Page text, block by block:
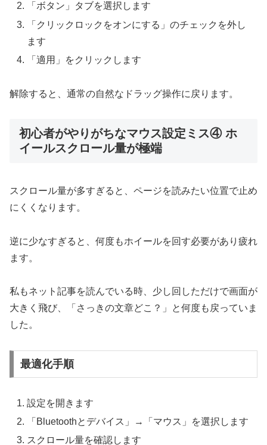
「ボタン」タブを選択します
「クリックロックをオンにする」のチェックを外し
ます
「適用」をクリックします
解除すると、通常の自然なドラッグ操作に戻ります。
初心者がやりがちなマウス設定ミス④ ホ
イールスクロール量が極端
スクロール量が多すぎると、ページを読みたい位置で止め
にくくなります。
逆に少なすぎると、何度もホイールを回す必要があり疲れ
ます。
私もネット記事を読んでいる時、少し回しただけで画面が
大きく飛び、「さっきの文章どこ？」と何度も戻っていま
した。
最適化手順
設定を開きます
「Bluetoothとデバイス」→「マウス」を選択します
スクロール量を確認します